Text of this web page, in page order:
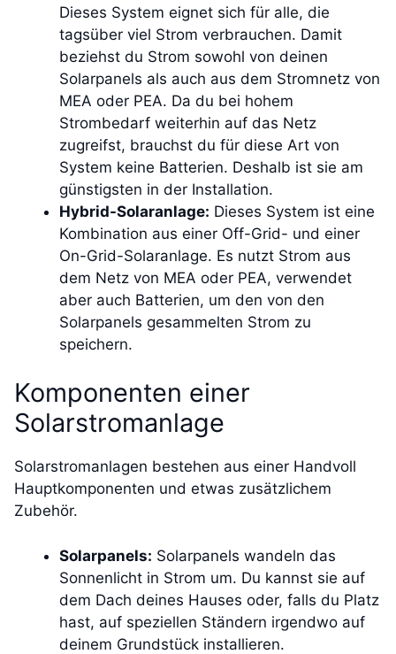
Dieses System eignet sich für alle, die
tagsüber viel Strom verbrauchen. Damit
beziehst du Strom sowohl von deinen
Solarpanels als auch aus dem Stromnetz von
MEA oder PEA. Da du bei hohem
Strombedarf weiterhin auf das Netz
zugreifst, brauchst du für diese Art von
System keine Batterien. Deshalb ist sie am
günstigsten in der Installation.
Hybrid-Solaranlage: Dieses System ist eine
Kombination aus einer Off-Grid- und einer
On-Grid-Solaranlage. Es nutzt Strom aus
dem Netz von MEA oder PEA, verwendet
aber auch Batterien, um den von den
Solarpanels gesammelten Strom zu
speichern.
Komponenten einer
Solarstromanlage
Solarstromanlagen bestehen aus einer Handvoll
Hauptkomponenten und etwas zusätzlichem
Zubehör.
Solarpanels: Solarpanels wandeln das
Sonnenlicht in Strom um. Du kannst sie auf
dem Dach deines Hauses oder, falls du Platz
hast, auf speziellen Ständern irgendwo auf
deinem Grundstück installieren.